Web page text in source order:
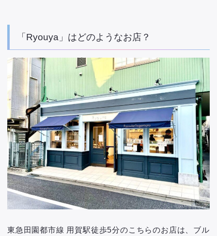
「Ryouya」はどのようなお店？
東急田園都市線 用賀駅徒歩5分のこちらのお店は、ブル